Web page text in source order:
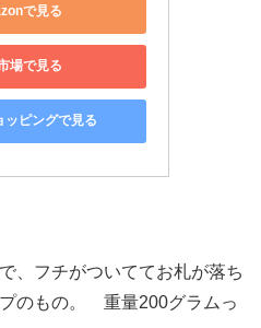
で見る
場で見る
ッピングで見る
、フチがついててお札が落ち
のもの。 重量200グラムっ